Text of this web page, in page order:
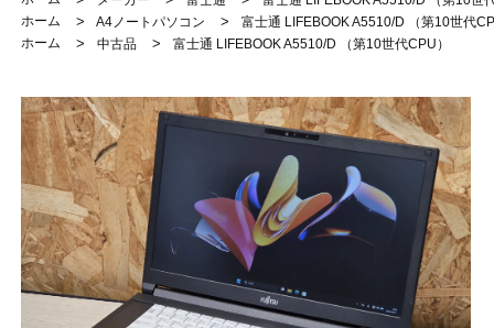
ホーム
> A4ノートパソコン >
富士通 LIFEBOOK A5510/D （第10世代
ホーム
> 中古品 > 富士通 LIFEBOOK A5510/D （第10世代CPU）